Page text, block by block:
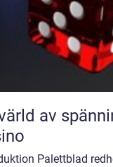
av
Palettblad